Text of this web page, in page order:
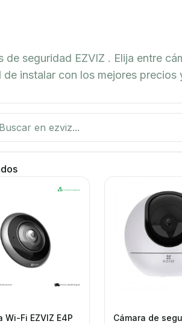
seguridad EZVIZ . Elija entre
instalar con los mejores precios
productos
Wi-Fi EZVIZ E4P
Cámara de